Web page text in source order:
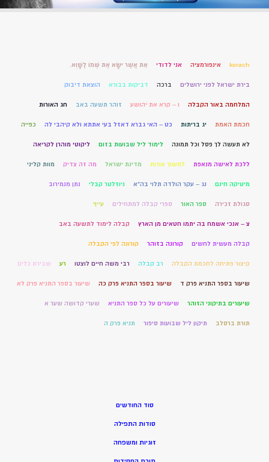
korach אינפורמציה אני לדודי אֵת אֲשֶׁר יִשָּׂא אֶת שְׁמוֹ לַשָּׁוְא.
בירת ישראל לפני ירושלים ברכה דביקות בבורא הוצאת דיבוק
המלחמה באור הקבלה ו – קרא את יהושע זוהר תשעה באב חג האורות
חכמת האמת יג בריתות כט – האי גברא דאזל בעי אתתא ולא קיהבי לה כפייה
לא תעשה לך פסל וכל תמונה לימוד ליל שבועות בזום ליקוטי מוהרן לקריאה
ללכת לאישה מנאפת למשוך אורות מדינת ישראל מה זה צדיק מוות קליני
מיטיקה חינם נג – עקר הולדה תלוי בה"א ניוזלטר קבלי נתן מנמירוב
סגולת זכירה ספר האור ספרי קבלה למתחילים עייף
צ – אנכי אשמח בה יתמו חטאים מן הארץ קבלה לימוד לתשעה באב
קבלה מעשית לחשים קורונה בזוהר קורונה לפי הקבלה
קיצור פתיחה לחכמת הקבלה רב קבלה רבי משה חיים לוצטו רע שבירת כלים
שיעור בספר התניא פרק ד שיעור בספר התניא פרק כה שיעור בספר התניא פרק לא
שיעורים בתיקוני הזוהר שיעורים על כל ספר התניא שערי קדושה שער א
תורת ברסלב תיקון ליל שבועות סיפור תניא פרק ה
סוד החודשים
סודות התפילה
זוגיות ומשפחה